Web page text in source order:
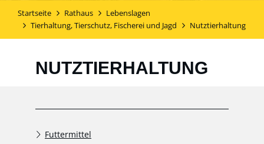
Startseite Rathaus
Lebenslagen
Tierhaltung, Tierschutz, Fischerei und Jagd
Nutztierhaltung
NUTZTIERHALTUNG
Futtermittel